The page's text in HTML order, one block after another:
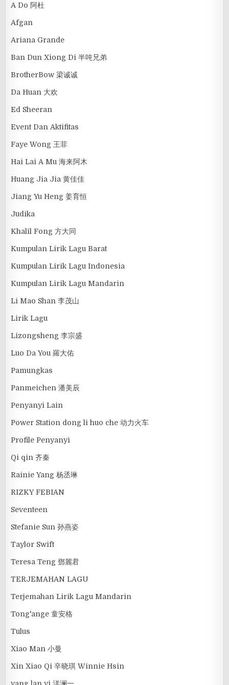
A Do 阿杜
Afgan
Ariana Grande
Ban Dun Xiong Di 半吨兄弟
BrotherBow 梁诚诚
Da Huan 大欢
Ed Sheeran
Event Dan Aktifitas
Faye Wong 王菲
Hai Lai A Mu 海来阿木
Huang Jia Jia 黄佳佳
Jiang Yu Heng 姜育恒
Judika
Khalil Fong 方大同
Kumpulan Lirik Lagu Barat
Kumpulan Lirik Lagu Indonesia
Kumpulan Lirik Lagu Mandarin
Li Mao Shan 李茂山
Lirik Lagu
Lizongsheng 李宗盛
Luo Da You 羅大佑
Pamungkas
Panmeichen 潘美辰
Penyanyi Lain
Power Station dong li huo che 动力火车
Profile Penyanyi
Qi qin 齐秦
Rainie Yang 杨丞琳
RIZKY FEBIAN
Seventeen
Stefanie Sun 孙燕姿
Taylor Swift
Teresa Teng 鄧麗君
TERJEMAHAN LAGU
Terjemahan Lirik Lagu Mandarin
Tong'ange 童安格
Tulus
Xiao Man 小曼
Xin Xiao Qi 辛晓琪 Winnie Hsin